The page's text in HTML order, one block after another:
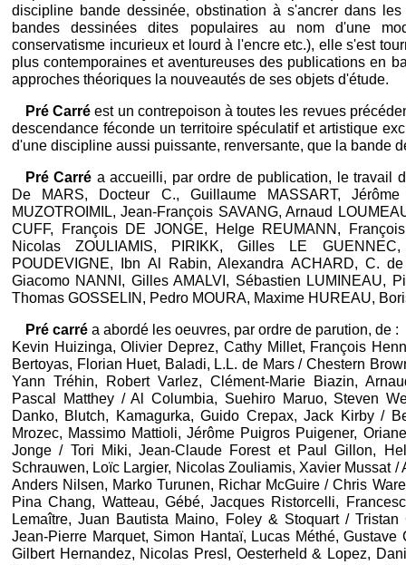
discipline bande dessinée, obstination à s'ancrer dans
bandes dessinées dites populaires au nom d'une
conservatisme incurieux et lourd à l'encre etc.), elle s'est
plus contemporaines et aventureuses des publications en
approches théoriques la nouveautés de ses objets d'étude.
Pré Carré est un contrepoison à toutes les revues
descendance féconde un territoire spéculatif et artistique
d'une discipline aussi puissante, renversante, que la bande
Pré Carré a accueilli, par ordre de publication, le travail
De MARS, Docteur C., Guillaume MASSART, Jérôme
MUZOTROIMIL, Jean-François SAVANG, Arnaud
CUFF, François DE JONGE, Helge REUMANN,
Nicolas ZOULIAMIS, PIRIKK, Gilles LE
POUDEVIGNE, Ibn Al Rabin, Alexandra ACHARD, C.
Giacomo NANNI, Gilles AMALVI, Sébastien LUMINEAU,
Thomas GOSSELIN, Pedro MOURA, Maxime HUREAU,
Pré carré a abordé les oeuvres, par ordre de parution, de :
Kevin Huizinga, Olivier Deprez, Cathy Millet, François
Bertoyas, Florian Huet, Baladi, L.L. de Mars / Chestern
Yann Tréhin, Robert Varlez, Clément-Marie Biazin,
Pascal Matthey / Al Columbia, Suehiro Maruo, Steven
Danko, Blutch, Kamagurka, Guido Crepax, Jack Kirby /
Mrozec, Massimo Mattioli, Jérôme Puigros Puigener,
Jonge / Tori Miki, Jean-Claude Forest et Paul Gillon,
Schrauwen, Loïc Largier, Nicolas Zouliamis, Xavier Mussat /
Anders Nilsen, Marko Turunen, Richar McGuire / Chris
Pina Chang, Watteau, Gébé, Jacques Ristorcelli,
Lemaître, Juan Bautista Maino, Foley & Stoquart /
Jean-Pierre Marquet, Simon Hantaï, Lucas Méthé,
Gilbert Hernandez, Nicolas Presl, Oesterheld & Lopez,